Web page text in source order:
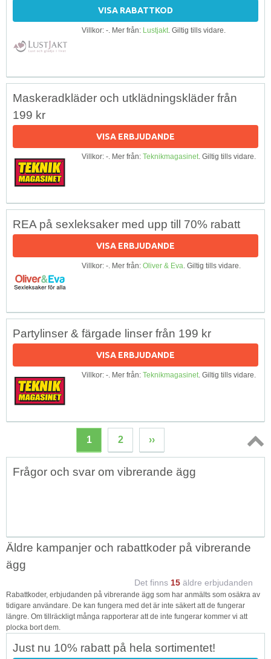
VISA RABATTKOD
Villkor: -. Mer från: Lustjakt. Giltig tills vidare.
Maskeradkläder och utklädningskläder från
199 kr
VISA ERBJUDANDE
Villkor: -. Mer från: Teknikmagasinet. Giltig tills vidare.
REA på sexleksaker med upp till 70% rabatt
VISA ERBJUDANDE
Villkor: -. Mer från: Oliver & Eva. Giltig tills vidare.
Partylinser & färgade linser från 199 kr
VISA ERBJUDANDE
Villkor: -. Mer från: Teknikmagasinet. Giltig tills vidare.
1 2 ››
Topp
Frågor och svar om vibrerande ägg
Äldre kampanjer och rabattkoder på vibrerande
ägg
Det finns 15 äldre erbjudanden
Rabattkoder, erbjudanden på vibrerande ägg som har anmälts som osäkra av
tidigare användare. De kan fungera med det är inte säkert att de fungerar
längre. Om tillräckligt många rapporterar att de inte fungerar kommer vi att
plocka bort dem.
Just nu 10% rabatt på hela sortimentet!